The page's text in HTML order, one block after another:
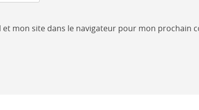
mon site dans le navigateur pour mon prochain